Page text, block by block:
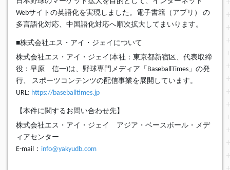
Webサイトの英語化を実現しました。電子書籍（アプリ） の
多言語化対応、中国語化対応へ順次拡大してまいります。
■株式会社エス・アイ・ジェイについて
株式会社エス・アイ・ジェイ(本社：東京都新宿区、代表取締
役：早原 信一)は、野球専門メディア「BaseballTimes」の発
行、 スポーツコンテンツの配信事業を展開しています。
URL: https://baseballtimes.jp
【本件に関するお問い合わせ先】
株式会社エス・アイ・ジェイ アジア・ベースボール・メデ
ィアセンター
E-mail： info@yakyudb.com